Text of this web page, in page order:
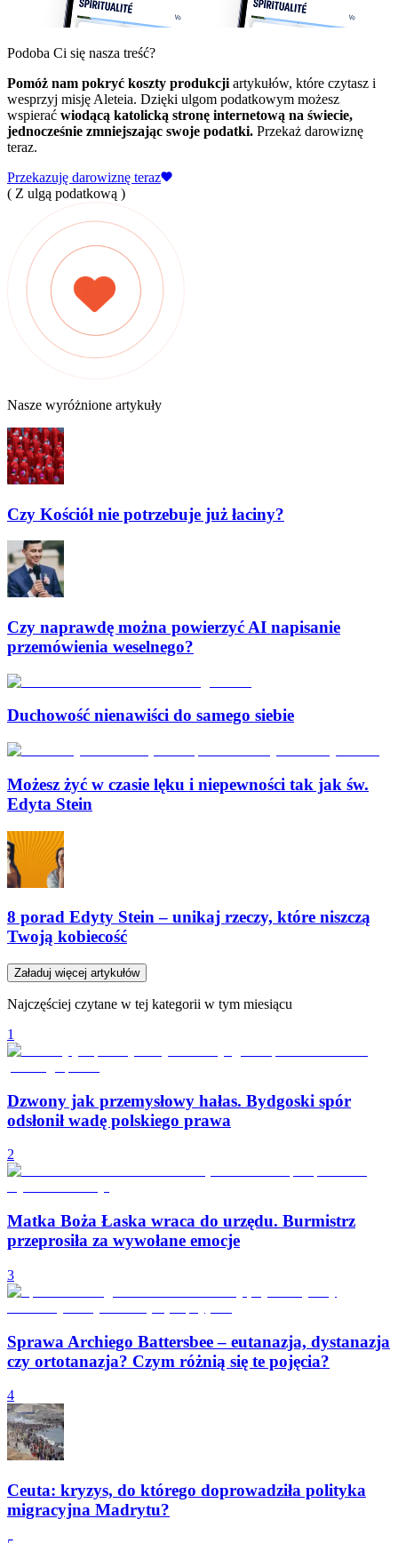
Podoba Ci się nasza treść?
Pomóż nam pokryć koszty produkcji artykułów, które czytasz i
wesprzyj misję Aleteia. Dzięki ulgom podatkowym możesz
wspierać wiodącą katolicką stronę internetową na świecie,
jednocześnie zmniejszając swoje podatki. Przekaż darowiznę
teraz.
Przekazuję darowiznę teraz
( Z ulgą podatkową )
Nasze wyróżnione artykuły
Czy Kościół nie potrzebuje już łaciny?
Czy naprawdę można powierzyć AI napisanie
przemówienia weselnego?
Duchowość nienawiści do samego siebie
Możesz żyć w czasie lęku i niepewności tak jak św.
Edyta Stein
8 porad Edyty Stein – unikaj rzeczy, które niszczą
Twoją kobiecość
Załaduj więcej artykułów
Najczęściej czytane w tej kategorii w tym miesiącu
1
Dzwony jak przemysłowy hałas. Bydgoski spór
odsłonił wadę polskiego prawa
2
Matka Boża Łaska wraca do urzędu. Burmistrz
przeprosiła za wywołane emocje
3
Sprawa Archiego Battersbee – eutanazja, dystanazja
czy ortotanazja? Czym różnią się te pojęcia?
4
Ceuta: kryzys, do którego doprowadziła polityka
migracyjna Madrytu?